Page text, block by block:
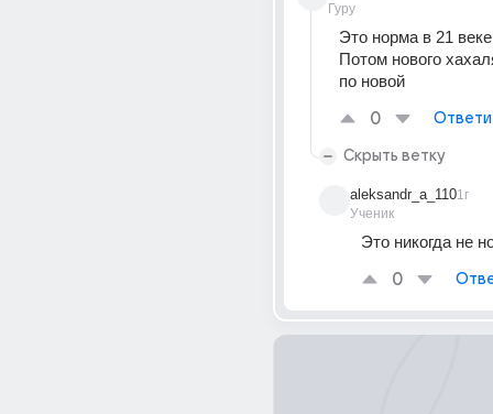
Гуру
Это норма в 21
Потом нового
по новой
0
Скрыть ветку
aleksandr_a_110
Ученик
1г
Это никогда не
0